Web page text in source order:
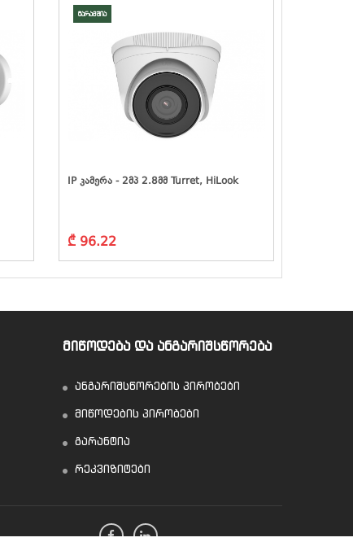
მარაგშია
IP Კამერა - 2მპ 2.8მმ Turret, HiLook
₾ 96.22
ᲛᲘᲬᲝᲓᲔᲑᲐ ᲓᲐ ᲐᲜᲒᲐᲠᲘᲨᲡᲬᲝᲠᲔᲑᲐ
ანგარიშსწორების პირობები
მიწოდების პირობები
გარანტია
რეკვიზიტები